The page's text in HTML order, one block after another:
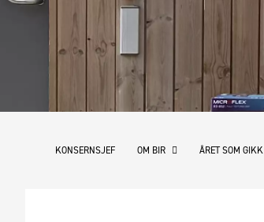
KONSERNSJEF OM BIR ÅRET SOM GIKK